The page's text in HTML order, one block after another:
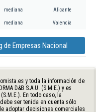
mediana Alicante
mediana Valencia
de Empresas Nacional
y toda la información de
D&B S.A.U. (S.M.E.) y es
En todo caso, la
ser tenida en cuenta sólo
adoptar decisiones comerciales